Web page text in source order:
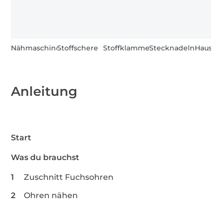
NähmaschineStoffschere StoffklammernStecknadeln
Anleitung
Start
Was du brauchst
Zuschnitt Fuchsohren
Ohren nähen